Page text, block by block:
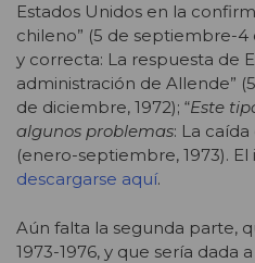
Estados Unidos en la
chileno” (5 de septiembre-4
y correcta: La respuesta de
administración de Allende”
de diciembre, 1972); “Este
algunos problemas: La
(enero-septiembre, 1973).
descargarse aquí.
Aún falta la segunda parte,
1973-1976, y que sería dada